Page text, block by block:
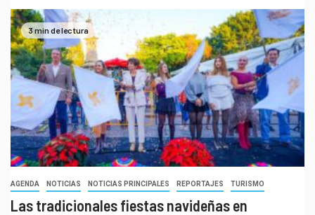
3 min de lectura
AGENDA NOTICIAS NOTICIAS PRINCIPALES REPORTAJES TURISMO
Las tradicionales fiestas navideñas en